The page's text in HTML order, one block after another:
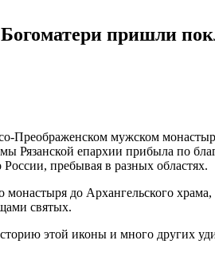
пришли
Преображенском мужском
Рязанской епархии прибыла по
пребывая в разных областях.
до Архангельского
святых.
этой иконы и много других